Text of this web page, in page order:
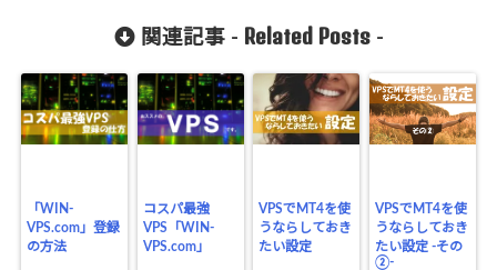
関連記事 - Related Posts-
「WIN-
VPS.com」登録
の方法
コスパ最強
VPS「WIN-
VPS.com」
VPSでMT4を使
うならしておき
たい設定
VPSでMT4を使
うならしておき
たい設定 -その
②-